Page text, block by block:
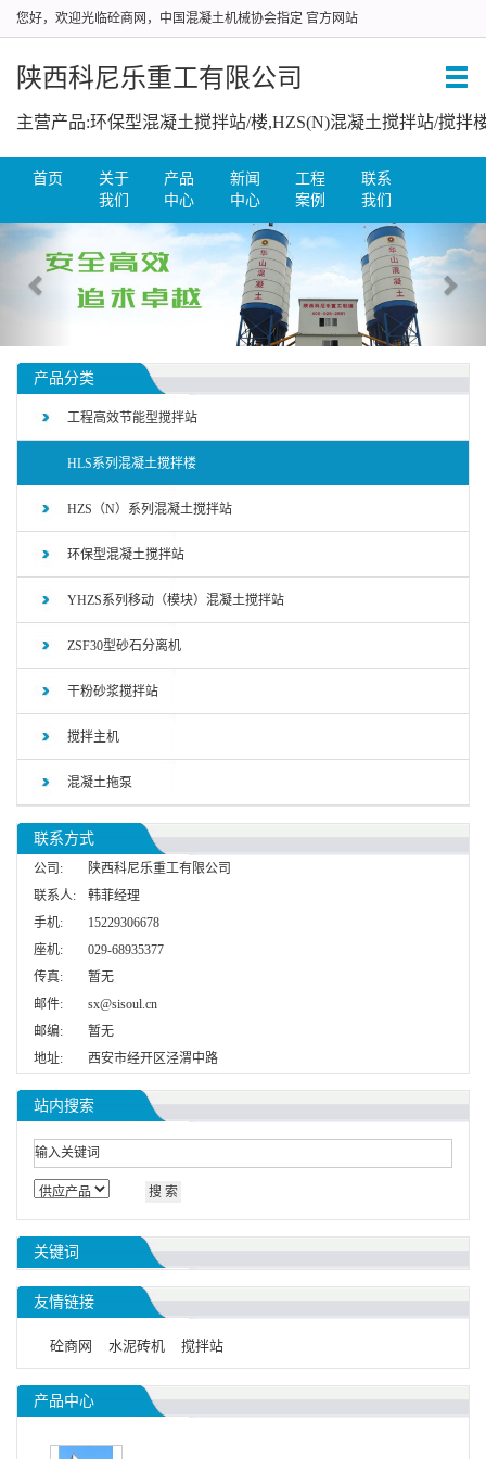
您好，欢迎光临砼商网，中国混凝土机械协会指定 官方网站
陕西科尼乐重工有限公司
首页
关于
我们
产品
中心
新闻
中心
工程
案例
联系
我们
产品分类
工程高效节能型搅拌站
HLS系列混凝土搅拌楼
HZS（N）系列混凝土搅拌站
环保型混凝土搅拌站
YHZS系列移动（模块）混凝土搅拌站
ZSF30型砂石分离机
干粉砂浆搅拌站
搅拌主机
混凝土拖泵
联系方式
公司:
陕西科尼乐重工有限公司
联系人:
韩菲经理
手机:
15229306678
座机:
029-68935377
传真:
暂无
邮件:
sx@sisoul.cn
邮编:
暂无
地址:
西安市经开区泾渭中路
站内搜索
关键词
友情链接
砼商网 水泥砖机 搅拌站
产品中心